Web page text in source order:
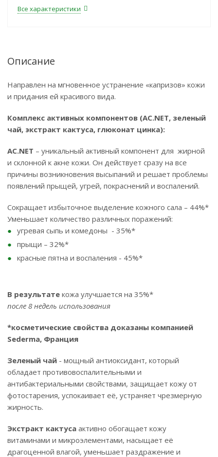
Все характеристики
Описание
Направлен на мгновенное устранение «капризов» кожи
и придания ей красивого вида.
Комплекс активных компонентов (AC.NET, зеленый
чай, экстракт кактуса, глюконат цинка):
AC.NET – уникальный активный компонент для жирной
и склонной к акне кожи. Он действует сразу на все
причины возникновения высыпаний и решает проблемы
появлений прыщей, угрей, покраснений и воспалений.
Сокращает избыточное выделение кожного сала – 44%*
Уменьшает количество различных поражений:
угревая сыпь и комедоны - 35%*
прыщи – 32%*
красные пятна и воспаления - 45%*
В результате кожа улучшается на 35%*
после 8 недель использования
*косметические свойства доказаны компанией
Sederma, Франция
Зеленый чай - мощный антиоксидант, который
обладает противовоспалительными и
антибактериальными свойствами, защищает кожу от
фотостарения, успокаивает её, устраняет чрезмерную
жирность.
Экстракт кактуса активно обогащает кожу
витаминами и микроэлементами, насыщает её
драгоценной влагой, уменьшает раздражение и